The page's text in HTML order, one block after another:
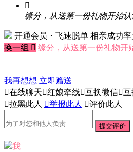

缘分，从送第一份礼物开始认
开通会员・飞速脱单 相亲成功
换一组  缘分，从送第一份礼物开
我再想想 立即赠送
在线聊天红娘牵线互换微信互
拉黑此人 举报此人 评价此人
提交评价
我